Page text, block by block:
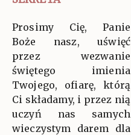
Prosimy Cię, Panie
Boże nasz, uświęć
przez wezwanie
świętego imienia
Twojego, ofiarę, którą
Ci składamy, i przez nią
uczyń nas samych
wieczystym darem dla